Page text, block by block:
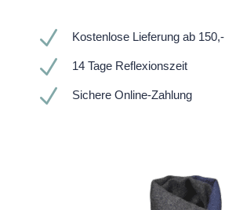
N Kostenlose Lieferung ab 150,-
N 14 Tage Reflexionszeit
N Sichere Online-Zahlung